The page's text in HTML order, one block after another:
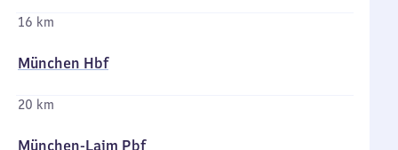
16 km
München Hbf
20 km
München-Laim Pbf